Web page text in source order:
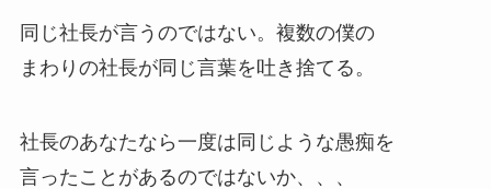
同じ社長が言うのではない。複数の僕の
まわりの社長が同じ言葉を吐き捨てる。
社長のあなたなら一度は同じような愚痴を
言ったことがあるのではないか、、、